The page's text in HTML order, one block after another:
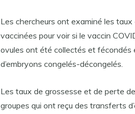
Les chercheurs ont examiné les
vaccinées pour voir si le vaccin
ovules ont été collectés et fécondés
d’embryons congelés-décongelés.
Les taux de grossesse et de perte
groupes qui ont reçu des transferts